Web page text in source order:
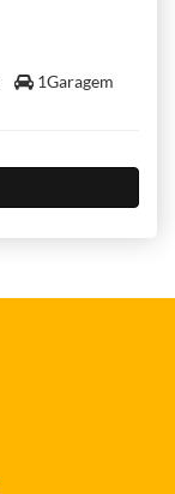
1Garagem